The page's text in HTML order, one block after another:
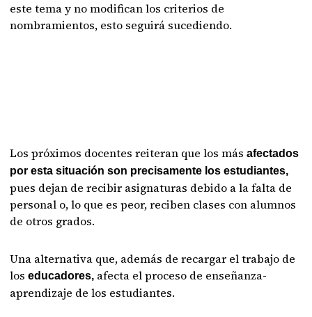
este tema y no modifican los criterios de
nombramientos, esto seguirá sucediendo.
Los próximos docentes reiteran que los más afectados
por esta situación son precisamente los estudiantes,
pues dejan de recibir asignaturas debido a la falta de
personal o, lo que es peor, reciben clases con alumnos
de otros grados.
Una alternativa que, además de recargar el trabajo de
los educadores, afecta el proceso de enseñanza-
aprendizaje de los estudiantes.